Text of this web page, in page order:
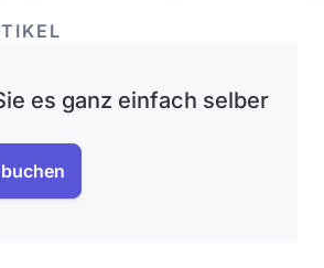
es ganz einfach selber